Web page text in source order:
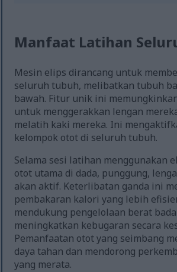
Manfaat Latihan
Mesin elips dirancang untuk
seluruh tubuh, melibatkan tubuh
bawah. Fitur unik ini
untuk menggerakkan lengan
melatih kaki mereka. Ini
kelompok otot di seluruh tubuh.
Selama sesi latihan menggunakan
otot utama di dada, punggung,
akan aktif. Keterlibatan ganda ini
pembakaran kalori yang lebih
mendukung pengelolaan berat
meningkatkan kebugaran secara
Pemanfaatan otot yang seimbang
daya tahan dan mendorong
yang merata.